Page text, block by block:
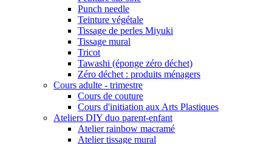
Punch needle
Teinture végétale
Tissage de perles Miyuki
Tissage mural
Tricot
Tawashi (éponge zéro déchet)
Zéro déchet : produits ménagers
Cours adulte - trimestre
Cours de couture
Cours d'initiation aux Arts Plastiques
Ateliers DIY duo parent-enfant
Atelier rainbow macramé
Atelier tissage mural